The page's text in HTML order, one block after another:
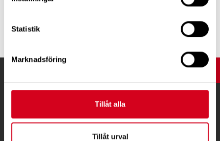
Statistik
Marknadsföring
Tillåt alla
Tillåt urval
Tipsa
UPP